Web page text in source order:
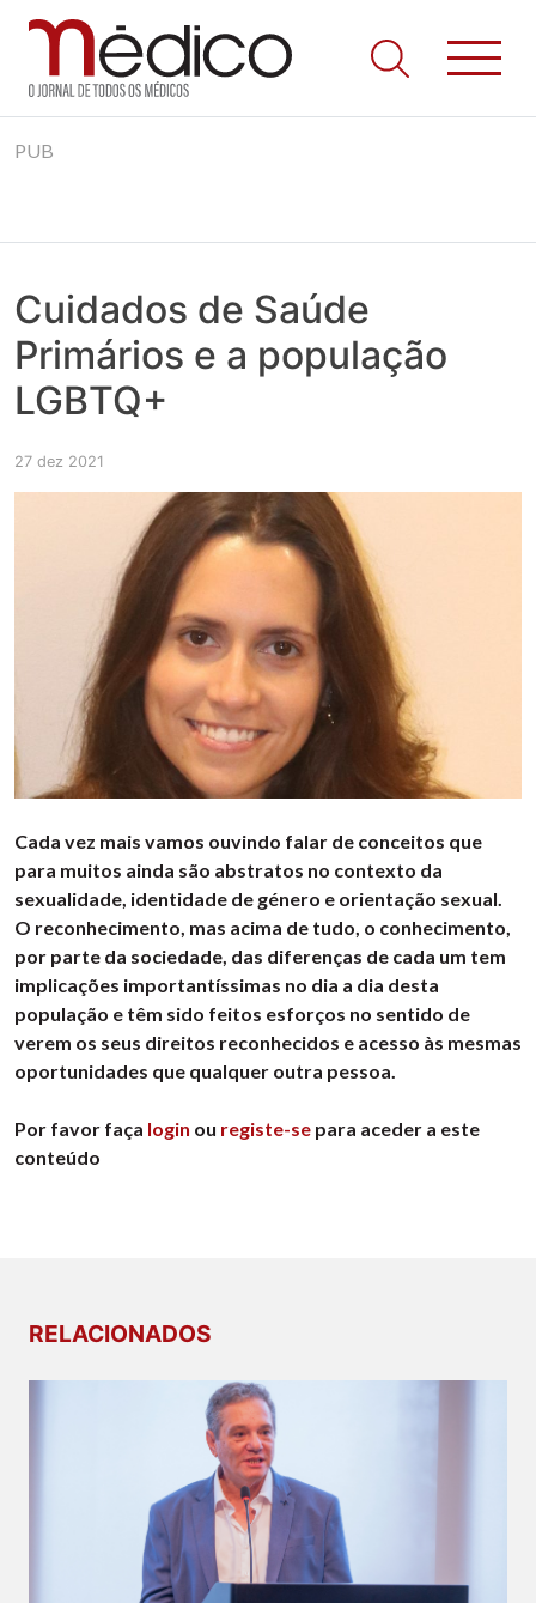
to
Jornal Médico
Médico – O Jornal de Todos os Médicos. Onde as notícias
realmente contam! Tudo o que se passa na Saúde!
PUB
Cuidados de Saúde
Primários e a população
LGBTQ+
27 dez 2021
Cada vez mais vamos ouvindo falar de conceitos que
para muitos ainda são abstratos no contexto da
sexualidade, identidade de género e orientação sexual.
O reconhecimento, mas acima de tudo, o conhecimento,
por parte da sociedade, das diferenças de cada um tem
implicações importantíssimas no dia a dia desta
população e têm sido feitos esforços no sentido de
verem os seus direitos reconhecidos e acesso às mesmas
oportunidades que qualquer outra pessoa.
Por favor faça login ou registe-se para aceder a este
conteúdo
RELACIONADOS